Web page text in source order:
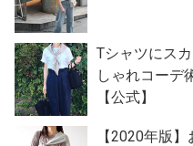
Tシャツにス
しゃれコーデ
【公式】
【2020年版